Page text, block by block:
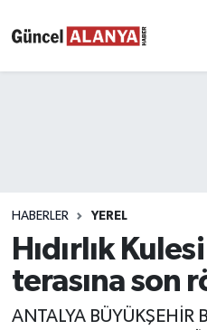
HABERLER YEREL
Hıdırlık
terasına son
ANTALYA BÜYÜKŞEHİR